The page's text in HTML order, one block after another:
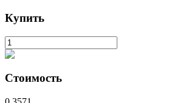
Узнайте о пассивном доходе
Купить
Стоимость